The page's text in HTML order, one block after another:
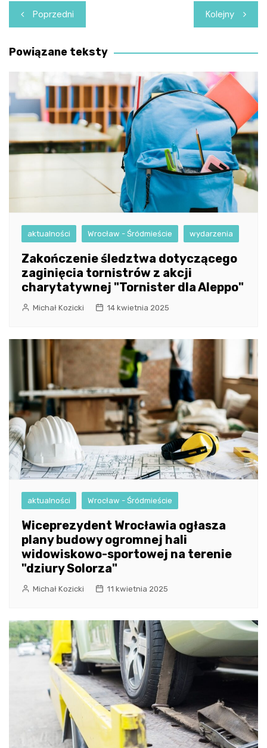
Nawigacja
wpisu
Poprzedni Kolejny
Powiązane teksty
aktualności Wrocław - Śródmieście wydarzenia
Zakończenie śledztwa dotyczącego
zaginięcia tornistrów z akcji
charytatywnej "Tornister dla Aleppo"
Michał Kozicki 14 kwietnia 2025
aktualności Wrocław - Śródmieście
Wiceprezydent Wrocławia ogłasza
plany budowy ogromnej hali
widowiskowo-sportowej na terenie
"dziury Solorza"
Michał Kozicki 11 kwietnia 2025